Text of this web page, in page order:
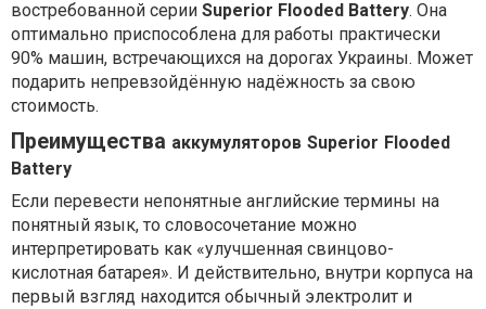
востребованной серии Superior Flooded Battery. Она
оптимально приспособлена для работы практически
90% машин, встречающихся на дорогах Украины. Может
подарить непревзойдённую надёжность за свою
стоимость.
Преимущества аккумуляторов Superior Flooded
Battery
Если перевести непонятные английские термины на
понятный язык, то словосочетание можно
интерпретировать как «улучшенная свинцово-
кислотная батарея». И действительно, внутри корпуса на
первый взгляд находится обычный электролит и